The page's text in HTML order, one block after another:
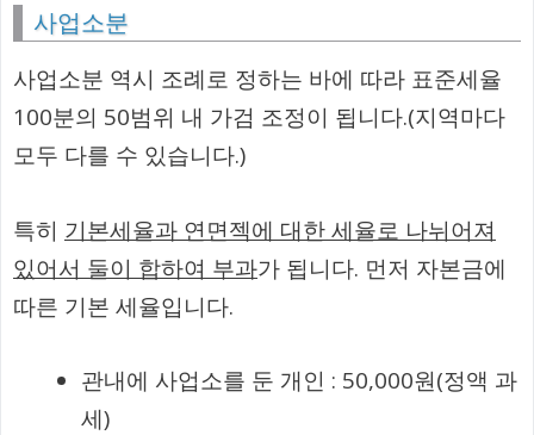
사업소분
사업소분 역시 조례로 정하는 바에 따라 표준세율
100분의 50범위 내 가검 조정이 됩니다.(지역마다
모두 다를 수 있습니다.)
특히 기본세율과 연면젝에 대한 세율로 나뉘어져
있어서 둘이 합하여 부과가 됩니다. 먼저 자본금에
따른 기본 세율입니다.
관내에 사업소를 둔 개인 : 50,000원(정액 과
세)